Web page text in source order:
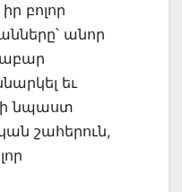
բոլոր
անոր
եւ
ի նպաստ
շահերուն,